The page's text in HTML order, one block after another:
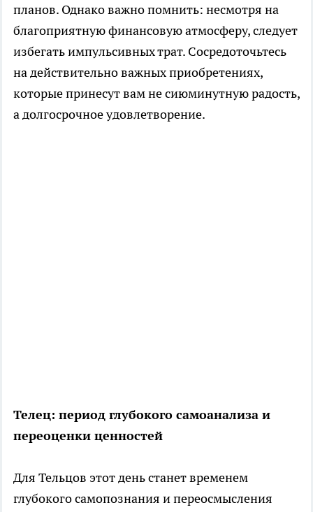
планов. Однако важно помнить: несмотря на
благоприятную финансовую атмосферу, следует
избегать импульсивных трат. Сосредоточьтесь
на действительно важных приобретениях,
которые принесут вам не сиюминутную радость,
а долгосрочное удовлетворение.
Телец: период глубокого самоанализа и
переоценки ценностей
Для Тельцов этот день станет временем
глубокого самопознания и переосмысления